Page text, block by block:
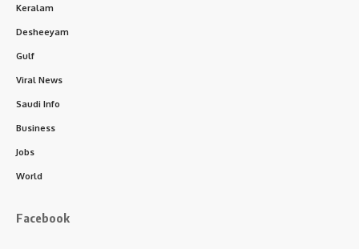
Keralam
Desheeyam
Gulf
Viral News
Saudi Info
Business
Jobs
World
Facebook